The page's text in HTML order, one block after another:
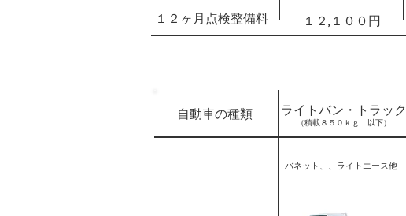
１２ヶ月点検整備料 １２,１００円
自動車の種類 ライトバン・トラック
（積載８５０ｋｇ 以下）
バネット、、ライトエース他